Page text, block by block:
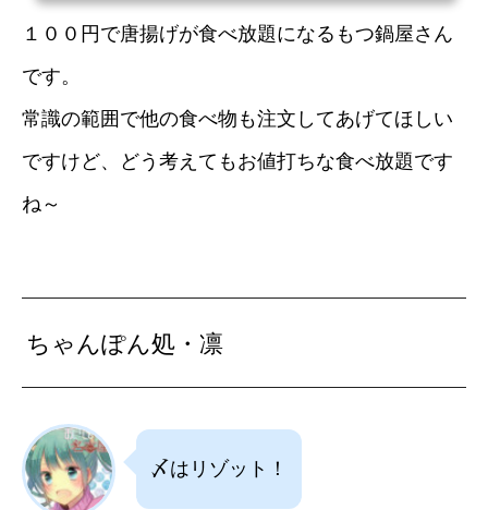
agoya) 2017年1月6日 営業時間17:00～24:00 (L.O.23:30) 定休日不定
１００円で唐揚げが食べ放題になるもつ鍋屋さん
です。
常識の範囲で他の食べ物も注文してあげてほしい
ですけど、どう考えてもお値打ちな食べ放題です
ね～
ちゃんぽん処・凛
〆はリゾット！